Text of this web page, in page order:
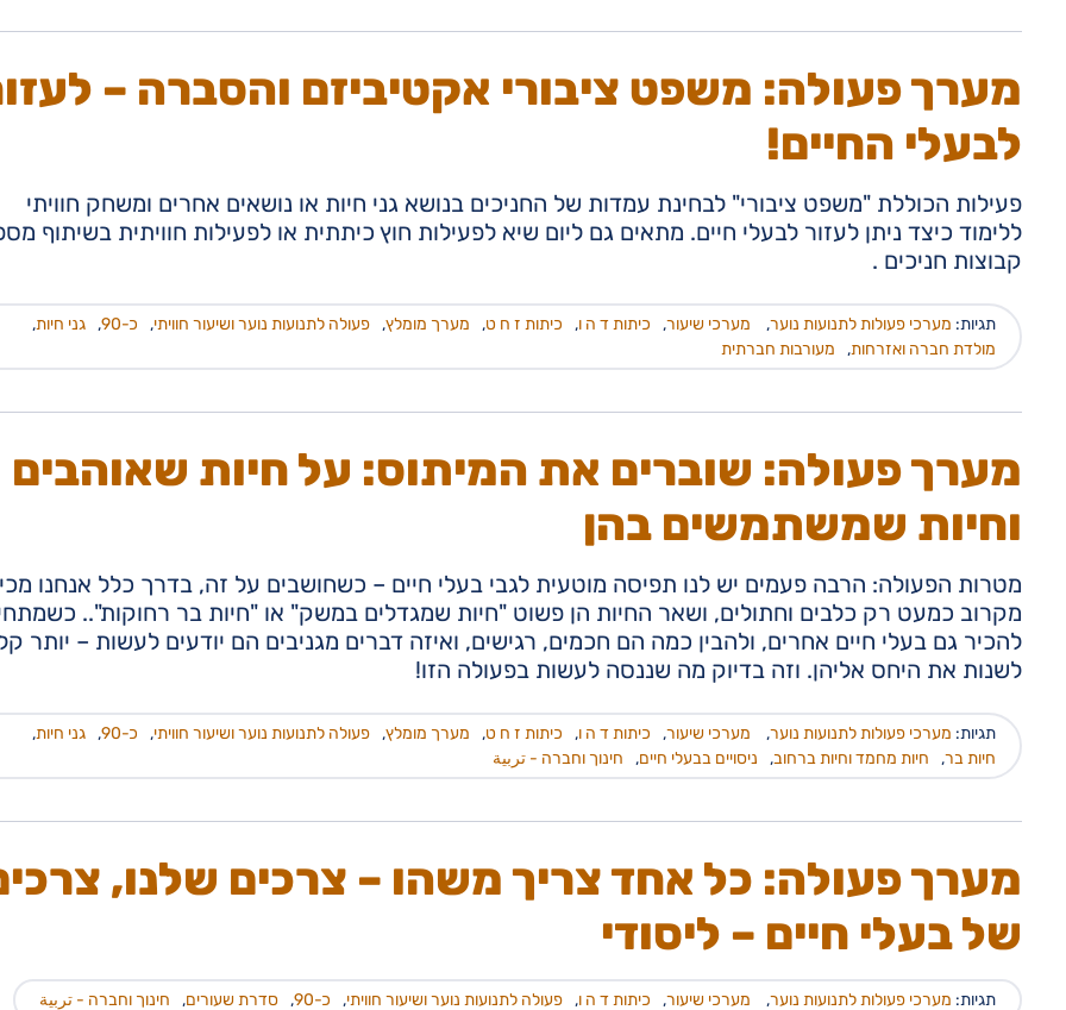
מערך פעולה: משפט ציבורי אקטיביזם והסברה –
לבעלי החיים!
פעילות הכוללת "משפט ציבורי" לבחינת עמדות של החניכים בנושא גני חיות או נושאים אחרים ומשחק חוויתי
ללימוד כיצד ניתן לעזור לבעלי חיים. מתאים גם ליום שיא לפעילות חוץ כיתתית או לפעילות חוויתית בשיתוף
קבוצות חניכים .
תגיות: מערכי פעולות לתנועות נוער, מערכי שיעור, כיתות ד ה ו, כיתות ז ח ט, מערך מומלץ, פעולה לתנועות נוער ושיעור חוויתי, כ-90 , גני חיות,
מולדת חברה ואזרחות, מעורבות חברתית
מערך פעולה: שוברים את המיתוס: על חיות שאוהבים
וחיות שמשתמשים בהן
מטרות הפעולה: הרבה פעמים יש לנו תפיסה מוטעית לגבי בעלי חיים – כשחושבים על זה, בדרך כלל אנחנו
מקרוב כמעט רק כלבים וחתולים, ושאר החיות הן פשוט "חיות שמגדלים במשק" או "חיות בר רחוקות"..
להכיר גם בעלי חיים אחרים, ולהבין כמה הם חכמים, רגישים, ואיזה דברים מגניבים הם יודעים לעשות – יותר
לשנות את היחס אליהן. וזה בדיוק מה שננסה לעשות בפעולה הזו!
תגיות: מערכי פעולות לתנועות נוער, מערכי שיעור, כיתות ד ה ו, כיתות ז ח ט, מערך מומלץ, פעולה לתנועות נוער ושיעור חוויתי, כ-90 , גני חיות,
חיות בר, חיות מחמד וחיות ברחוב, ניסויים בבעלי חיים, חינוך וחברה - تربية
מערך פעולה: כל אחד צריך משהו – צרכים שלנו,
של בעלי חיים – ליסודי
תגיות: מערכי פעולות לתנועות נוער, מערכי שיעור, כיתות ד ה ו, פעולה לתנועות נוער ושיעור חוויתי, כ-90 , סדרת שעורים, חינוך וחברה - تربية